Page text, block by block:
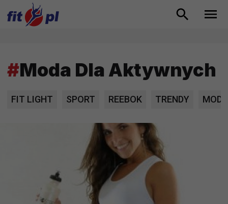
#Moda Dla Aktywnych
FIT LIGHT SPORT REEBOK TRENDY